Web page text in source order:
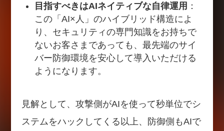
目指すべきはAIネイティブな自律運用 ：
この「AI×人」のハイブリッド構造によ
り、セキュリティの専門知識をお持ちで
ないお客さまであっても、最先端のサイ
バー防御環境を安心して導入いただける
ようになります。
見解として、攻撃側がAIを使って秒単位でシ
ステムをハックしてくる以上、防御側もAIで